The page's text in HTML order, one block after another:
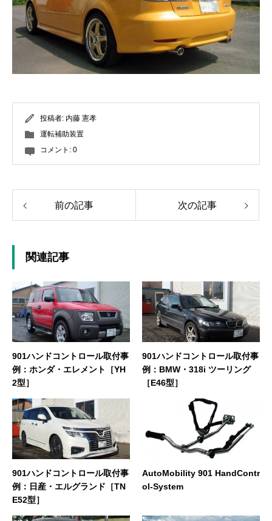
投稿者: 内藤 憲孝
運転補助装置
コメント: 0
前の記事 次の記事
関連記事
901ハンドコントロール取付事
例：ホンダ・エレメント［YH
2型］
901ハンドコントロール取付事
例：BMW・318i ツーリング
［E46型］
901ハンドコントロール取付事
例：日産・エルグランド［TN
E52型］
AutoMobility 901 HandContr
ol-System